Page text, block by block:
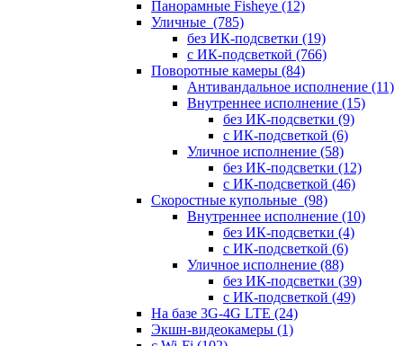
Панорамные Fisheye (12)
Уличные (785)
без ИК-подсветки (19)
с ИК-подсветкой (766)
Поворотные камеры (84)
Антивандальное исполнение (11)
Внутреннее исполнение (15)
без ИК-подсветки (9)
с ИК-подсветкой (6)
Уличное исполнение (58)
без ИК-подсветки (12)
с ИК-подсветкой (46)
Скоростные купольные (98)
Внутреннее исполнение (10)
без ИК-подсветки (4)
с ИК-подсветкой (6)
Уличное исполнение (88)
без ИК-подсветки (39)
с ИК-подсветкой (49)
На базе 3G-4G LTE (24)
Экшн-видеокамеры (1)